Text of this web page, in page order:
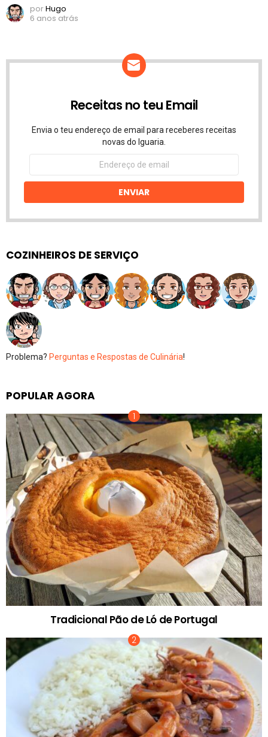
porHugo
6 anos atrás
Receitas no teu Email
Envia o teu endereço de email para receberes receitas
novas do Iguaria.
Endereço
email
ENVIAR
COZINHEIROS DE SERVIÇO
Problema? Perguntas e Respostas de Culinária!
POPULAR AGORA
Tradicional Pão de Ló de Portugal